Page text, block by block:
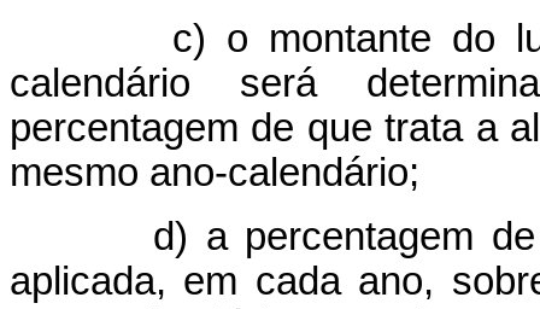
c) o montante do lucro
calendário será
percentagem de que trata a
mesmo ano-calendário;
d) a percentagem de
aplicada, em cada ano,